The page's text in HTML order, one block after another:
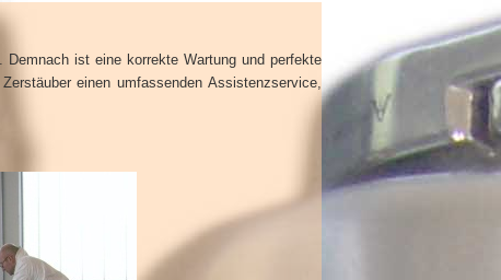
Demnach ist eine korrekte Wartung und perfekte
einen umfassenden Assistenzservice,